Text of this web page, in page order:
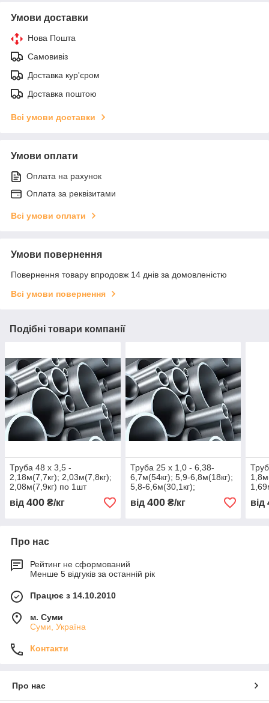
Умови доставки
Нова Пошта
Самовивіз
Доставка кур'єром
Доставка поштою
Всі умови доставки
Умови оплати
Оплата на рахунок
Оплата за реквізитами
Всі умови оплати
Умови повернення
Повернення товару впродовж 14 днів за домовленістю
Всі умови повернення
Подібні товари компанії
Труба 48 х 3,5 -
2,18м(7,7кг); 2,03м(7,8кг);
2,08м(7,9кг) по 1шт
від 400 ₴/кг
Труба 25 х 1,0 - 6,38-
6,7м(54кг); 5,9-6,8м(18кг);
5,8-6,6м(30,1кг);
2,33м(1,3кг)
від 400₴/кг від
Про нас
Рейтинг не сформований
Менше 5 відгуків за останній рік
Працює з 14.10.2010
м. Суми
Суми, Україна
Контакти
Про нас